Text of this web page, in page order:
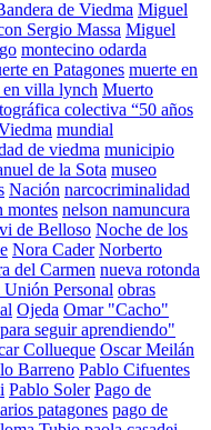
de Viedma Miguel
Sergio Massa Miguel
montecino odarda
en Patagones muerte en
en villa lynch Muerto
colectiva “50 años
mundial
de viedma municipio
de la Sota museo
Nación narcocriminalidad
montes nelson namuncura
de Belloso Noche de los
Nora Cader Norberto
del Carmen nueva rotonda
Personal obras
Ojeda Omar "Cacho"
seguir aprendiendo"
Collueque Oscar Meilán
Barreno Pablo Cifuentes
Pablo Soler Pago de
patagones pago de